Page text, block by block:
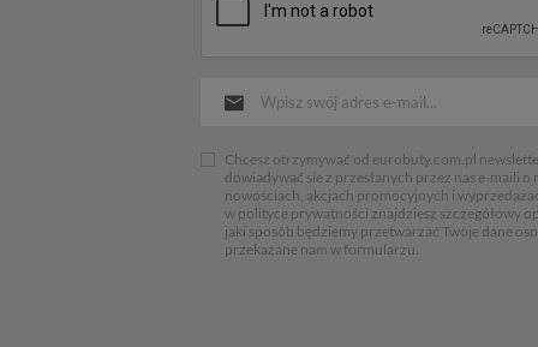
Chcesz otrzymywać od eurobuty.com.pl
dowiadywać sie z przesłanych przez nas e-maili o
nowościach, akcjach promocyjnych i
w polityce prywatności znajdziesz szczegółowy
jaki sposób będziemy przetwarzać Twoje dane
przekazane nam w formularzu.